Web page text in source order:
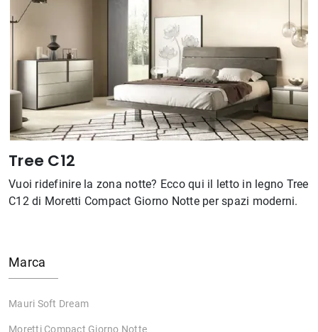
Tree C12
Vuoi ridefinire la zona notte? Ecco qui il letto in legno Tree
C12 di Moretti Compact Giorno Notte per spazi moderni.
Marca
Mauri Soft Dream
Moretti Compact Giorno Notte